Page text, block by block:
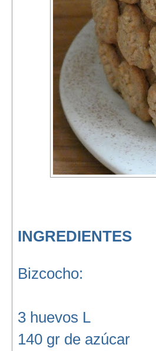
INGREDIENTES
Bizcocho:
3 huevos L
140 gr de azúcar